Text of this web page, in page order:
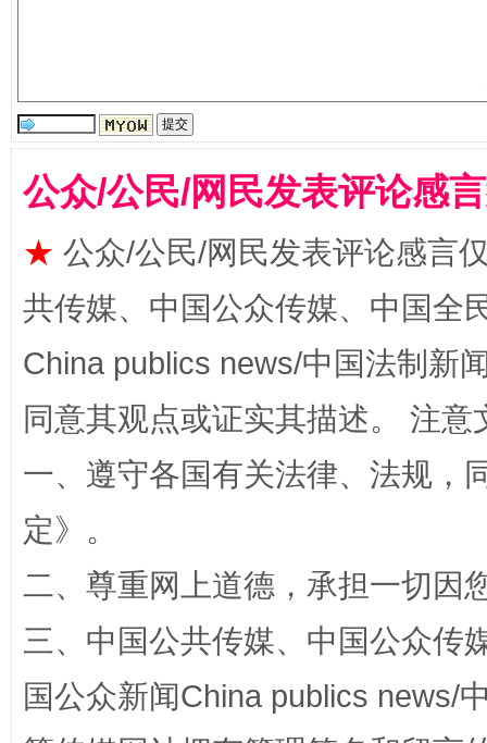
受贿1.44亿！段成刚被判无期 从幼
公众/公民/网民发表评论感
★ 公众/公民/网民发表评论感言
共传媒、中国公众传媒、中国全
China publics news/中国法制新
同意其观点或证实其描述。 注
一、遵守各国有关法律、法规，
定》。
二、尊重网上道德，承担一切因
三、中国公共传媒、中国公众传
国公众新闻China publics news/